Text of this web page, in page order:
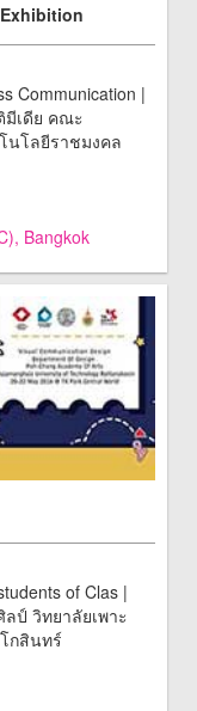
Communication |
เดีย คณะ
นโลยีราชมงคล
Bangkok
of Clas |
ป์ วิทยาลัยเพาะ
กสินทร์